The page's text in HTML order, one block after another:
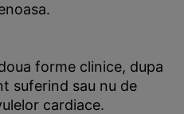
forme clinice, dupa
suferind sau nu de
cardiace.